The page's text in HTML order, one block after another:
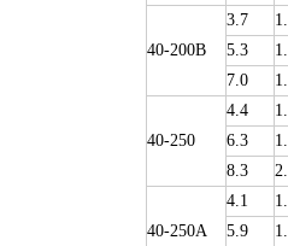
40-200B
3.7
5.3
7.0
40-250
4.4
6.3
8.3
40-250A
4.1
5.9